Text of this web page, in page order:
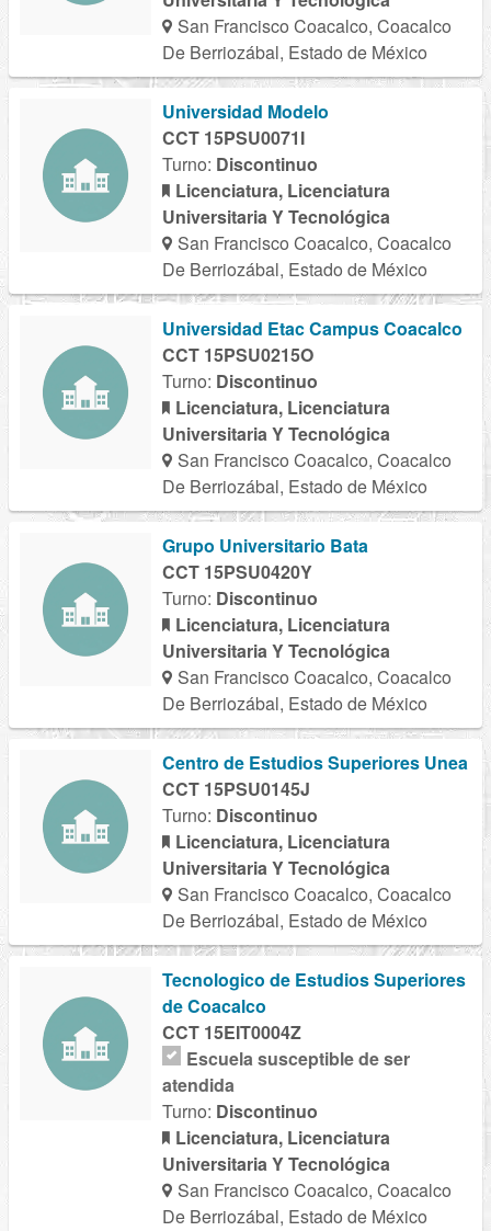
San Francisco Coacalco, Coacalco
De Berriozábal, Estado de México
Universidad Modelo
CCT 15PSU0071I
Turno: Discontinuo
Licenciatura, Licenciatura
Universitaria Y Tecnológica
San Francisco Coacalco, Coacalco
De Berriozábal, Estado de México
Universidad Etac Campus Coacalco
CCT 15PSU0215O
Turno: Discontinuo
Licenciatura, Licenciatura
Universitaria Y Tecnológica
San Francisco Coacalco, Coacalco
De Berriozábal, Estado de México
Grupo Universitario Bata
CCT 15PSU0420Y
Turno: Discontinuo
Licenciatura, Licenciatura
Universitaria Y Tecnológica
San Francisco Coacalco, Coacalco
De Berriozábal, Estado de México
Centro de Estudios Superiores Unea
CCT 15PSU0145J
Turno: Discontinuo
Licenciatura, Licenciatura
Universitaria Y Tecnológica
San Francisco Coacalco, Coacalco
De Berriozábal, Estado de México
Tecnologico de Estudios Superiores
de Coacalco
CCT 15EIT0004Z
Escuela susceptible de ser
atendida
Turno: Discontinuo
Licenciatura, Licenciatura
Universitaria Y Tecnológica
San Francisco Coacalco, Coacalco
De Berriozábal, Estado de México